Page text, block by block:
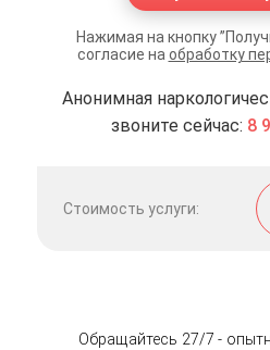
Нажимая на кнопку
согласие на обработку
Анонимная
звоните сейчас: 8
Стоимость услуги:
Обращайтесь 27/7 -